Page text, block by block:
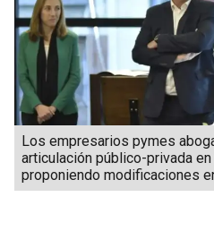
Los empresarios pymes
articulación público-privada
proponiendo modificaciones